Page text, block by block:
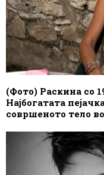
(Фото) Раскина со
Најбогатата
совршеното тело